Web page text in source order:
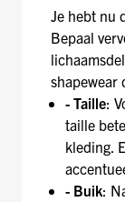
Je hebt nu
Bepaal
shapewear
- Taille:
taille
kleding.
- Buik: